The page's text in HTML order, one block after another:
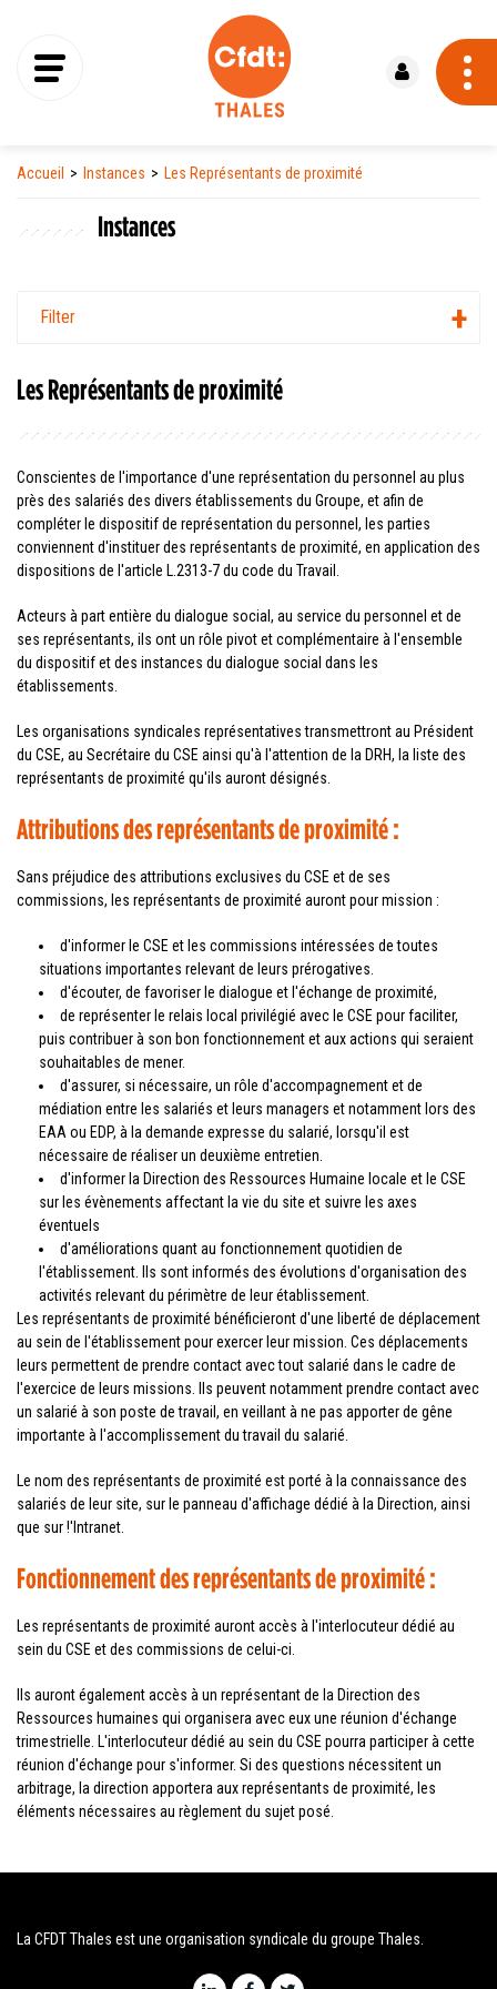
Accueil Instances Les Représentants de proximité
Instances
Filter
Les Représentants de proximité
Conscientes de l'importance d'une représentation du personnel au plus
près des salariés des divers établissements du Groupe, et afin de
compléter le dispositif de représentation du personnel, les parties
conviennent d'instituer des représentants de proximité, en application des
dispositions de l'article L.2313-7 du code du Travail.
Acteurs à part entière du dialogue social, au service du personnel et de
ses représentants, ils ont un rôle pivot et complémentaire à l'ensemble
du dispositif et des instances du dialogue social dans les
établissements.
Les organisations syndicales représentatives transmettront au Président
du CSE, au Secrétaire du CSE ainsi qu'à l'attention de la DRH, la liste des
représentants de proximité qu'ils auront désignés.
Attributions des représentants de proximité :
Sans préjudice des attributions exclusives du CSE et de ses
commissions, les représentants de proximité auront pour mission :
d'informer le CSE et les commissions intéressées de toutes
situations importantes relevant de leurs prérogatives.
d'écouter, de favoriser le dialogue et l'échange de proximité,
de représenter le relais local privilégié avec le CSE pour faciliter,
puis contribuer à son bon fonctionnement et aux actions qui seraient
souhaitables de mener.
d'assurer, si nécessaire, un rôle d'accompagnement et de
médiation entre les salariés et leurs managers et notamment lors des
EAA ou EDP, à la demande expresse du salarié, lorsqu'il est
nécessaire de réaliser un deuxième entretien.
d'informer la Direction des Ressources Humaine locale et le CSE
sur les évènements affectant la vie du site et suivre les axes
éventuels
d'améliorations quant au fonctionnement quotidien de
l'établissement. Ils sont informés des évolutions d'organisation des
activités relevant du périmètre de leur établissement.
Les représentants de proximité bénéficieront d'une liberté de déplacement
au sein de l'établissement pour exercer leur mission. Ces déplacements
leurs permettent de prendre contact avec tout salarié dans le cadre de
l'exercice de leurs missions. Ils peuvent notamment prendre contact avec
un salarié à son poste de travail, en veillant à ne pas apporter de gêne
importante à l'accomplissement du travail du salarié.
Le nom des représentants de proximité est porté à la connaissance des
salariés de leur site, sur le panneau d'affichage dédié à la Direction, ainsi
que sur !'Intranet.
Fonctionnement des représentants de proximité :
Les représentants de proximité auront accès à l'interlocuteur dédié au
sein du CSE et des commissions de celui-ci.
Ils auront également accès à un représentant de la Direction des
Ressources humaines qui organisera avec eux une réunion d'échange
trimestrielle. L'interlocuteur dédié au sein du CSE pourra participer à cette
réunion d'échange pour s'informer. Si des questions nécessitent un
arbitrage, la direction apportera aux représentants de proximité, les
éléments nécessaires au règlement du sujet posé.
La CFDT Thales est une organisation syndicale du groupe Thales.